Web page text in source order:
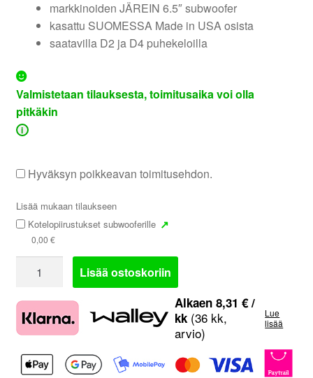
markkinoiden JÄREIN 6.5″ subwoofer
kasattu SUOMESSA Made in USA osista
saatavilla D2 ja D4 puhekeloilla
Valmistetaan tilauksesta, toimitusaika voi olla
pitkäkin
i
Hyväksyn poikkeavan toimitusehdon.
Lisää mukaan tilaukseen
Kotelopiirustukset subwooferille ↗
0,00 €
Audio
1506
ESP
D4
6.5"
Lisää ostoskoriin
Alkaen 8,31 €/
kk(36 kk,
arvio)
Lue
lisää